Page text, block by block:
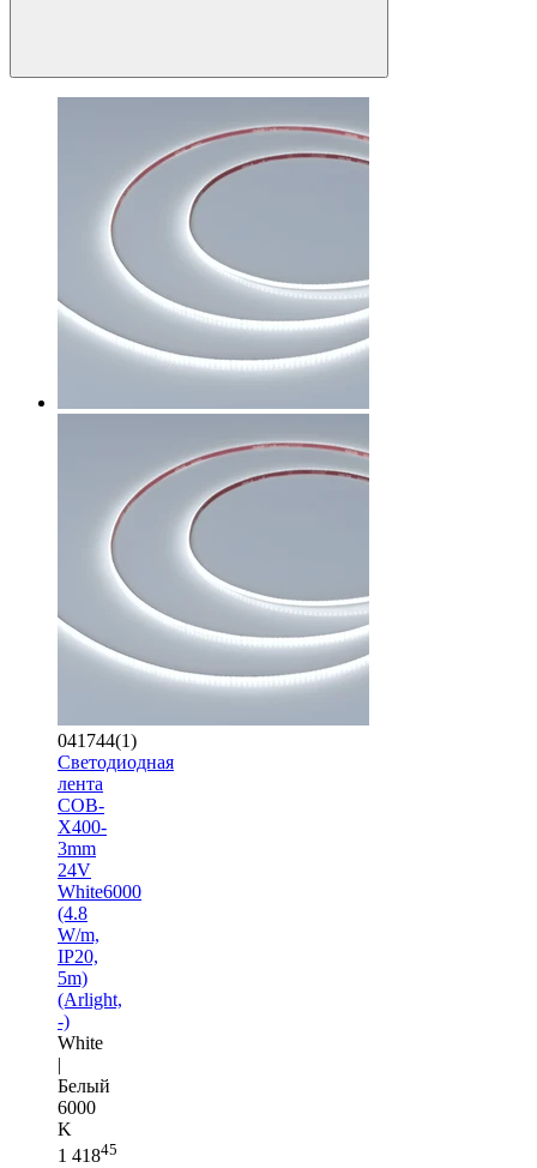
041744(1)
Светодиодная
лента
COB-
X400-
3mm
24V
White6000
(4.8
W/m,
IP20,
5m)
(Arlight,
-)
White
|
Белый
6000
K
1 41845